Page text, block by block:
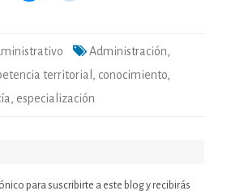
Administración,
territorial , conocimiento,
, especialización
para suscribirte a este blog y recibirás